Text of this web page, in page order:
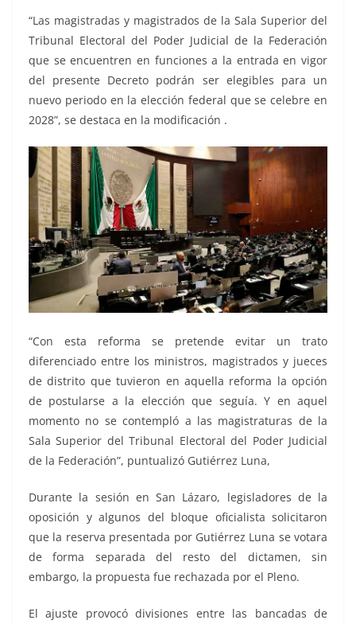
“Las magistradas y magistrados de la Sala Superior del
Tribunal Electoral del Poder Judicial de la Federación
que se encuentren en funciones a la entrada en vigor
del presente Decreto podrán ser elegibles para un
nuevo periodo en la elección federal que se celebre en
2028”, se destaca en la modificación .
“Con esta reforma se pretende evitar un trato
diferenciado entre los ministros, magistrados y jueces
de distrito que tuvieron en aquella reforma la opción
de postularse a la elección que seguía. Y en aquel
momento no se contempló a las magistraturas de la
Sala Superior del Tribunal Electoral del Poder Judicial
de la Federación”, puntualizó Gutiérrez Luna,
Durante la sesión en San Lázaro, legisladores de la
oposición y algunos del bloque oficialista solicitaron
que la reserva presentada por Gutiérrez Luna se votara
de forma separada del resto del dictamen, sin
embargo, la propuesta fue rechazada por el Pleno.
El ajuste provocó divisiones entre las bancadas de